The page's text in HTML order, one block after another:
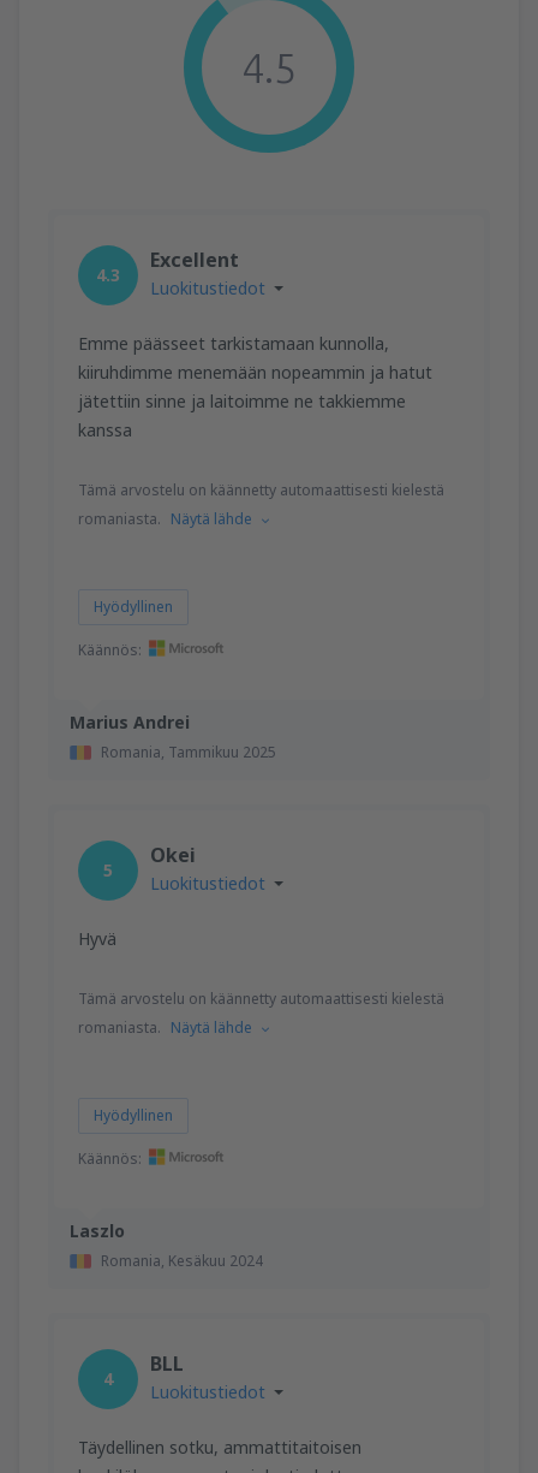
4.5
Marius Andrei
Romania, Tammikuu 2025
4.3
Excellent
Luokitustiedot
Emme päässeet tarkistamaan kunnolla,
kiiruhdimme menemään nopeammin ja hatut
jätettiin sinne ja laitoimme ne takkiemme
kanssa
Tämä arvostelu on käännetty automaattisesti kielestä
romaniasta. Näytä lähde
Hyödyllinen
Käännös:
Laszlo
Romania, Kesäkuu 2024
5
Okei
Luokitustiedot
Hyvä
Tämä arvostelu on käännetty automaattisesti kielestä
romaniasta. Näytä lähde
Hyödyllinen
Käännös:
4
BLL
Luokitustiedot
Täydellinen sotku, ammattitaitoisen